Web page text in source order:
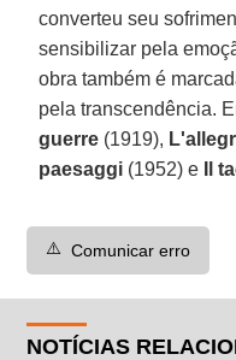
converteu seu
sensibilizar pela
obra também é
pela transcendência.
guerre (1919),
paesaggi (1952) e Il
⚠️ Comunicar erro
NOTÍCIAS